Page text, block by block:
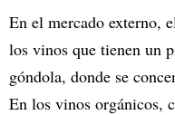
En el mercado externo,
los vinos que tienen un
góndola, donde se
En los vinos orgánicos,